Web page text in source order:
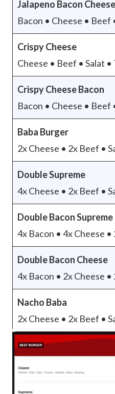
Jalapeno Bacon Cheese
Bacon • Cheese •
Crispy Cheese
Cheese • Beef • Salat
Crispy Cheese Bacon
Bacon • Cheese •
Baba Burger
2x Cheese • 2x Beef •
Double Supreme
4x Cheese • 2x Beef •
Double Bacon Supreme
4x Bacon • 4x Cheese
Double Bacon Cheese
4x Bacon • 2x Cheese
Nacho Baba
2x Cheese • 2x Beef •